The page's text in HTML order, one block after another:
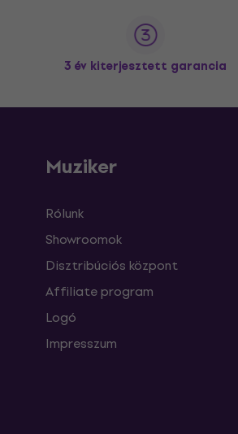
3 év kiterjesztett garancia
Muziker
Rólunk
Showroomok
Disztribúciós központ
Affiliate program
Logó
Impresszum